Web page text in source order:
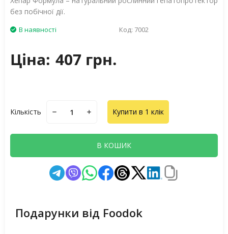
без побічної дії.
В наявності Код: 7002
Ціна: 407 грн.
Кількість Купити в 1 клік
В КОШИК
Подарунки від Foodok